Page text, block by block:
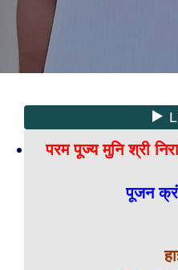
परम पूज्य मुनि श्री
पूजन